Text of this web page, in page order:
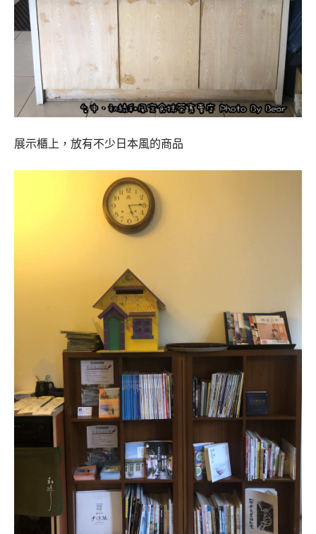
展示櫃上，放有不少日本風的商品